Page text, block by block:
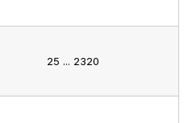
25 ... 2320